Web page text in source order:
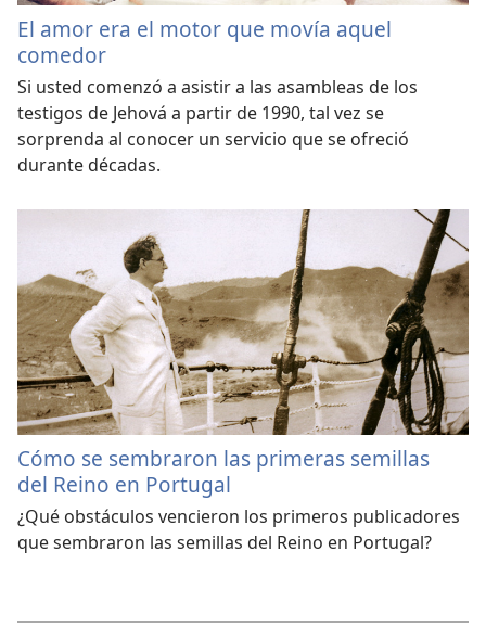
El amor era el motor que movía aquel
comedor
Si usted comenzó a asistir a las asambleas de los
testigos de Jehová a partir de 1990, tal vez se
sorprenda al conocer un servicio que se ofreció
durante décadas.
Cómo se sembraron las primeras semillas
del Reino en Portugal
¿Qué obstáculos vencieron los primeros publicadores
que sembraron las semillas del Reino en Portugal?